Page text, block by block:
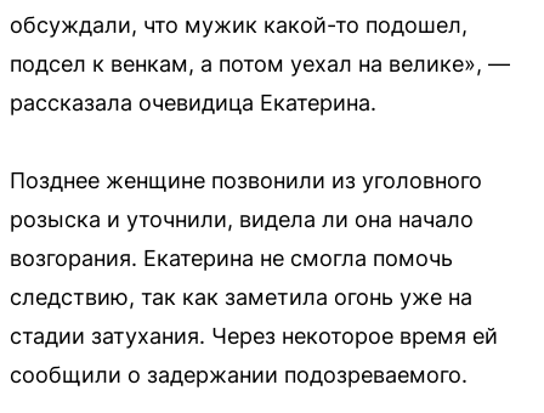
обсуждали, что мужик какой-то подошел,
подсел к венкам, а потом уехал на велике», —
рассказала очевидица Екатерина.
Позднее женщине позвонили из уголовного
розыска и уточнили, видела ли она начало
возгорания. Екатерина не смогла помочь
следствию, так как заметила огонь уже на
стадии затухания. Через некоторое время ей
сообщили о задержании подозреваемого.